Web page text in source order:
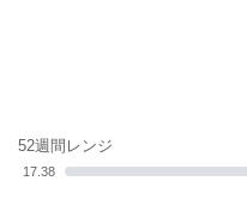
52週間レンジ
17.38